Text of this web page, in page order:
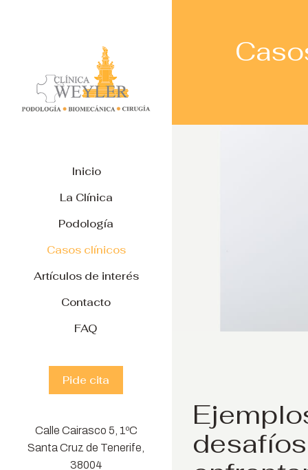
Inicio
La Clínica
Podología
Casos clínicos
Artículos de interés
Contacto
FAQ
Pide cita
Calle Cairasco 5, 1ºC
Santa Cruz de Tenerife,
38004